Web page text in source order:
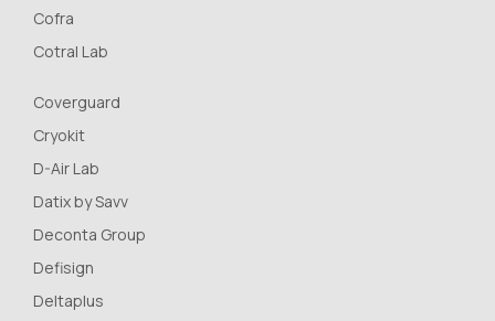
Cofra
Cotral Lab
Coverguard
Cryokit
D-Air Lab
Datix by Savv
Deconta Group
Defisign
Deltaplus